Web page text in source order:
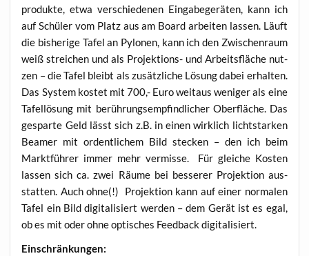
pro­duk­te, etwa ver­schie­de­nen Ein­ga­be­ge­rä­ten, kann ich
auf Schü­ler vom Platz aus am Board arbei­ten las­sen. Läuft
die bis­he­ri­ge Tafel an Pylo­nen, kann ich den Zwi­schen­raum
weiß strei­chen und als Pro­jek­ti­ons- und Arbeits­flä­che nut­
zen – die Tafel bleibt als zusätz­li­che Lösung dabei erhal­ten.
Das Sys­tem kos­tet mit 700,- Euro weit­aus weni­ger als eine
Tafel­lö­sung mit berüh­rungs­emp­find­li­cher Ober­flä­che. Das
gespar­te Geld lässt sich z.B. in einen wirk­lich licht­star­ken
Bea­mer mit ordent­li­chem Bild ste­cken – den ich beim
Markt­füh­rer immer mehr ver­mis­se. Für glei­che Kos­ten
las­sen sich ca. zwei Räu­me bei bes­se­rer Pro­jek­ti­on aus­
stat­ten. Auch ohne(!) Pro­jek­ti­on kann auf einer nor­ma­len
Tafel ein Bild digi­ta­li­siert wer­den – dem Gerät ist es egal,
ob es mit oder ohne opti­sches Feed­back digitalisiert.
Ein­schrän­kun­gen: